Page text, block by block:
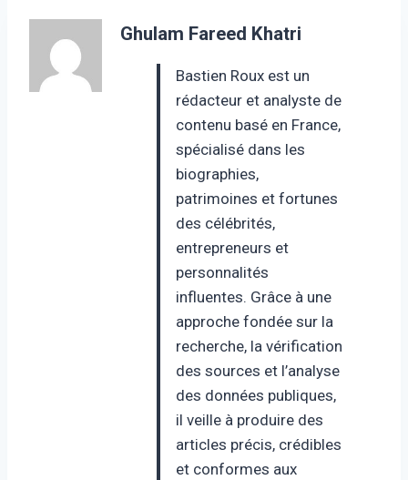
Ghulam Fareed Khatri
Bastien Roux est un
rédacteur et analyste de
contenu basé en France,
spécialisé dans les
biographies,
patrimoines et fortunes
des célébrités,
entrepreneurs et
personnalités
influentes. Grâce à une
approche fondée sur la
recherche, la vérification
des sources et l’analyse
des données publiques,
il veille à produire des
articles précis, crédibles
et conformes aux